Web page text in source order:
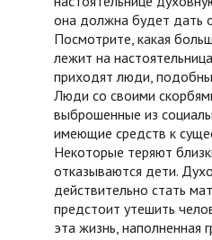
она должна будет дать
Посмотрите, какая
лежит на
приходят люди,
Люди со своими
выброшенные из
имеющие средств к
Некоторые теряют
отказываются дети.
действительно стать
предстоит утешить
эта жизнь, наполненная